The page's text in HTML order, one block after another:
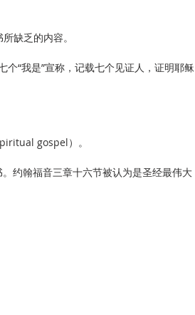
缺乏的内容。
“我是”宣称，记载七个见证人，证明耶稣
gospel）。
约翰福音三章十六节被认为是圣经最伟大